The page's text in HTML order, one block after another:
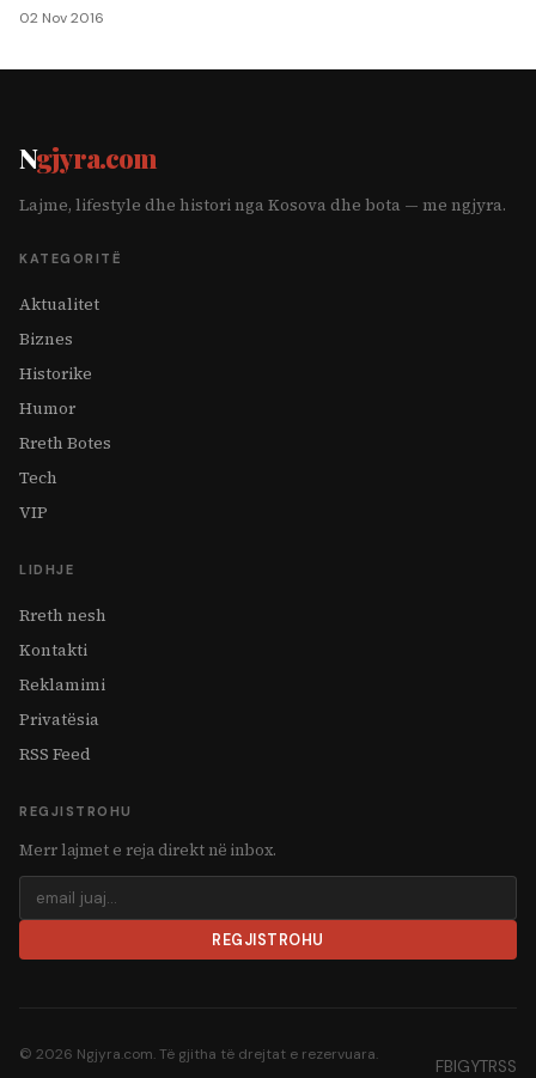
02 Nov 2016
Ngjyra.com
Lajme, lifestyle dhe histori nga Kosova dhe bota — me ngjyra.
KATEGORITË
Aktualitet
Biznes
Historike
Humor
Rreth Botes
Tech
VIP
LIDHJE
Rreth nesh
Kontakti
Reklamimi
Privatësia
RSS Feed
REGJISTROHU
Merr lajmet e reja direkt në inbox.
REGJISTROHU
© 2026 Ngjyra.com. Të gjitha të drejtat e rezervuara.
FBIGYTRSS